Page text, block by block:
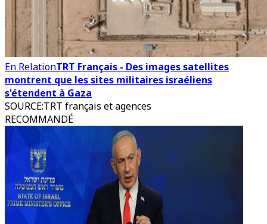
En RelationTRT Français - Des images satellites
montrent que les sites militaires israéliens
s'étendent à Gaza
SOURCE:TRT français et agences
RECOMMANDÉ